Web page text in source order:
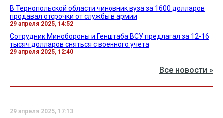
В Тернопольской области чиновник вуза за 1600 долларов
продавал отсрочки от службы в армии
29 апреля 2025, 14:52
Сотрудник Минобороны и Генштаба ВСУ предлагал за 12-16
тысяч долларов сняться с военного учета
29 апреля 2025, 12:40
Все новости »
29 апреля 2025, 17:13